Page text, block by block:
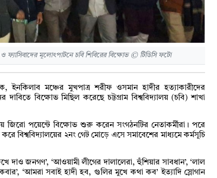
ও ফ্যাসিবাদের মূলোৎপাটনে চবি শিবিরের বিক্ষোভ © টিডিসি ফটো
ইনকিলাব মঞ্চের মুখপাত্র শরীফ ওসমান হাদীর হত্যাকারীদের
বিক্ষোভ মিছিল করেছে চট্টগ্রাম বিশ্ববিদ্যালয় (চবি) শাখা
জিরো পয়েন্টে বিক্ষোভ শুরু করেন সংগঠনটির নেতাকর্মীরা। পরে
বিশ্ববিদ্যালয়ের ২নং গেট মোড়ে এসে সমাবেশের মাধ্যমে কর্মসূচি
দাও জনগণ’, ‘আওয়ামী লীগের দালালেরা, হুঁশিয়ার সাবধান’, ‘লাল
‘আমরা সবাই হাদী হব, গুলির মুখে কথা কব’ ইত্যাদি স্লোগান